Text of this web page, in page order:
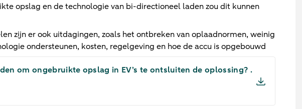
opslag en de technologie van bi-directioneel laden zou dit kunnen
zijn er ook uitdagingen, zoals het ontbreken van oplaadnormen, weinig
ondersteunen, kosten, regelgeving en hoe de accu is opgebouwd
om ongebruikte opslag in EV’s te ontsluiten de oplossing? .